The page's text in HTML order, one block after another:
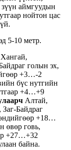
зүүн аймгуудын
нойтон цас
5-10 метр.
голын эх,
+3…-2
бүс нутгийн
+4…+9
Алтай,
Байдраг
+18…
өвөр говь,
+27…+32
байна.